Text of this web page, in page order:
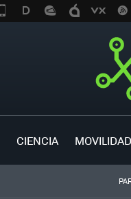
CIENCIA MOVILIDAD